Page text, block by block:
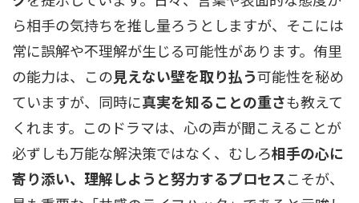
ら相手の気持ちを推し量ろうとしますが、そこには
常に誤解や不理解が生じる可能性があります。侑里
の能力は、この見えない壁を取り払う可能性を秘め
ていますが、同時に真実を知ることの重さも教えて
くれます。このドラマは、心の声が聞こえることが
必ずしも万能な解決策ではなく、むしろ相手の心に
寄り添い、理解しようと努力するプロセスこそが、